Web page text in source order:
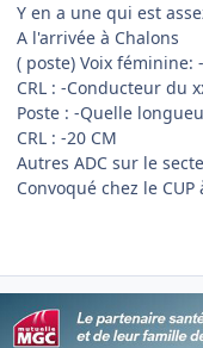
Y en a une qui est
A l'arrivée à Chalons
( poste) Voix
CRL : -Conducteur du
Poste : -Quelle
CRL : -20 CM
Autres ADC sur le
Convoqué chez le